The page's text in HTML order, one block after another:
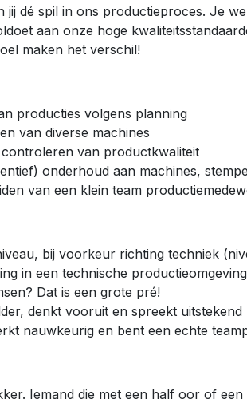
dé spil in ons productieproces. Je
aan onze hoge
maken het verschil!
producties volgens planning
van diverse machines
van productkwaliteit
onderhoud aan machines,
van een klein team
bij voorkeur richting techniek
in een technische productieomgeving
Dat is een grote pré!
denkt vooruit en spreekt uitstekend
nauwkeurig en bent een echte
Iemand die met een half oor of